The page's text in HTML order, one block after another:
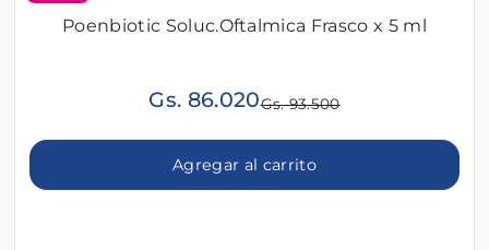
Poenbiotic Soluc.Oftalmica Frasco x 5 ml
Gs. 86.020Gs. 93.500
Agregar al carrito